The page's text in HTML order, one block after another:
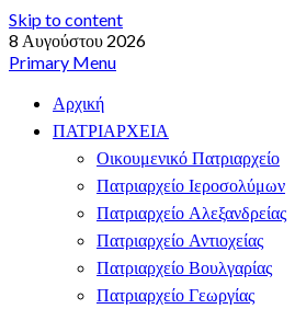
Skip to content
8 Αυγούστου 2026
Primary Menu
Αρχική
ΠΑΤΡΙΑΡΧΕΙΑ
Οικουμενικό Πατριαρχείο
Πατριαρχείο Ιεροσολύμων
Πατριαρχείο Αλεξανδρείας
Πατριαρχείο Αντιοχείας
Πατριαρχείο Βουλγαρίας
Πατριαρχείο Γεωργίας